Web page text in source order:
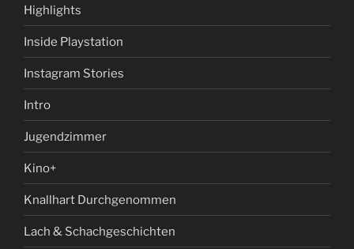
Highlights
Inside Playstation
Instagram Stories
Intro
Jugendzimmer
Kino+
Knallhart Durchgenommen
Lach & Schachgeschichten